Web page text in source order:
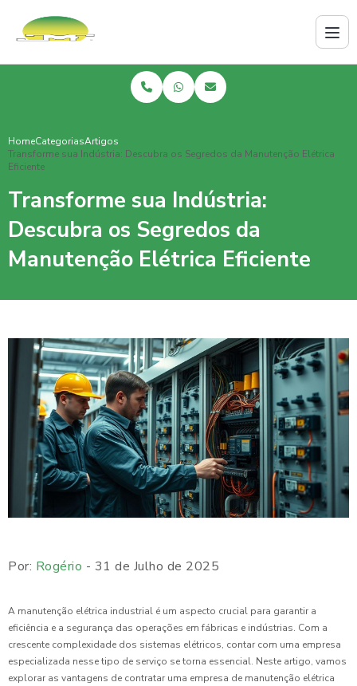
HomeCategoriasArtigos
Transforme sua Indústria: Descubra os Segredos da Manutenção Elétrica
Eficiente
Transforme sua Indústria:
Descubra os Segredos da
Manutenção Elétrica Eficiente
Por: Rogério - 31 de Julho de 2025
A manutenção elétrica industrial é um aspecto crucial para garantir a
eficiência e a segurança das operações em fábricas e indústrias. Com a
crescente complexidade dos sistemas elétricos, contar com uma empresa
especializada nesse tipo de serviço se torna essencial. Neste artigo, vamos
explorar as vantagens de contratar uma empresa de manutenção elétrica